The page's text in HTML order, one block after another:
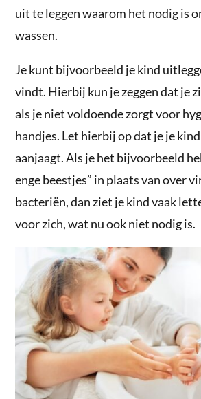
uit te leggen waarom het nodig is
wassen.
Je kunt bijvoorbeeld je kind
vindt. Hierbij kun je zeggen dat je
als je niet voldoende zorgt voor
handjes. Let hierbij op dat je je
aanjaagt. Als je het bijvoorbeeld
enge beestjes” in plaats van over
bacteriën, dan ziet je kind vaak
voor zich, wat nu ook niet nodig is.